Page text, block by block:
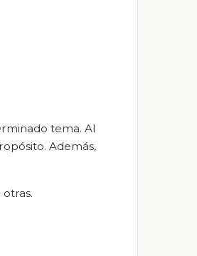
tema. Al
Además,